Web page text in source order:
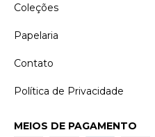
Coleções
Papelaria
Contato
Política de Privacidade
MEIOS DE PAGAMENTO